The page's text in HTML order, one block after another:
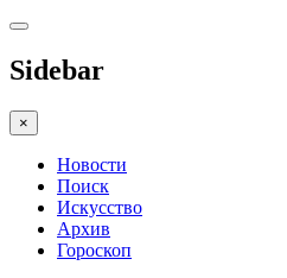
Sidebar
×
Новости
Поиск
Искусство
Архив
Гороскоп